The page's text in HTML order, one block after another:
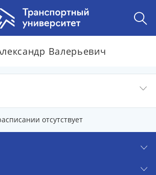
Валерьевич
отсутствует